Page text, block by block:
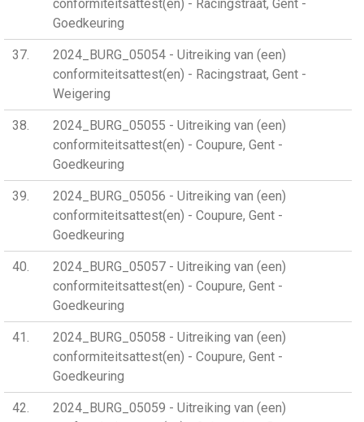
conformiteitsattest(en) - Racingstraat, Gent -
Goedkeuring
37
2024_BURG_05054 - Uitreiking van (een)
conformiteitsattest(en) - Racingstraat, Gent -
Weigering
38
2024_BURG_05055 - Uitreiking van (een)
conformiteitsattest(en) - Coupure, Gent -
Goedkeuring
39
2024_BURG_05056 - Uitreiking van (een)
conformiteitsattest(en) - Coupure, Gent -
Goedkeuring
40
2024_BURG_05057 - Uitreiking van (een)
conformiteitsattest(en) - Coupure, Gent -
Goedkeuring
41
2024_BURG_05058 - Uitreiking van (een)
conformiteitsattest(en) - Coupure, Gent -
Goedkeuring
42
2024_BURG_05059 - Uitreiking van (een)